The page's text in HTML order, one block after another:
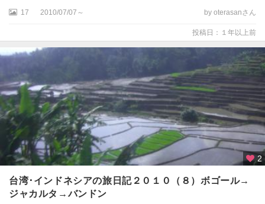
17 2010/07/07～ by oterasanさん
投稿日：１年以上前
2
台湾･インドネシアの旅日記２０１０（８）ボゴール→
ジャカルタ→バンドン